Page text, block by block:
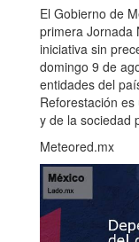
El Gobierno de
primera Jornada
iniciativa sin
domingo 9 de
entidades del
Reforestación
y de la sociedad
Meteored.mx